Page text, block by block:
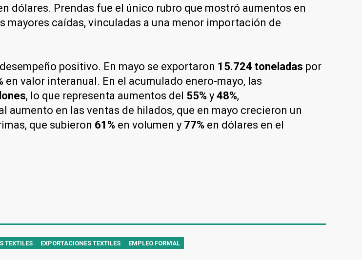
dólares. Prendas fue el único rubro que mostró aumentos en
caídas, vinculadas a una menor importación de
positivo. En mayo se exportaron 15.724 toneladas por
en valor interanual. En el acumulado enero-mayo, las
, lo que representa aumentos del 55% y 48%,
en las ventas de hilados, que en mayo crecieron un
que subieron 61% en volumen y 77% en dólares en el
TEXTILES EXPORTACIONES TEXTILES EMPLEO FORMAL